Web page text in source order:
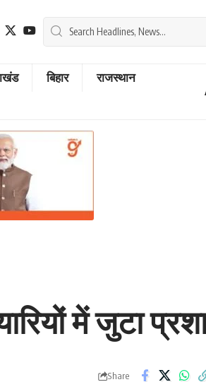
बिहार
राजस्थान
में जुटा
Share